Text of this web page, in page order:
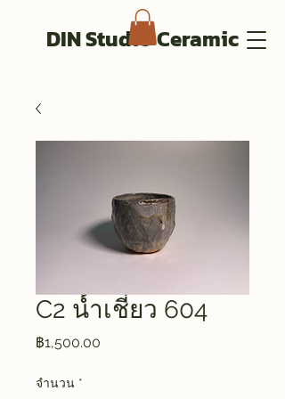
DIN Studio Ceramic
C2 น้ำเชี่ยว 604
฿1,500.00
จำนวน *